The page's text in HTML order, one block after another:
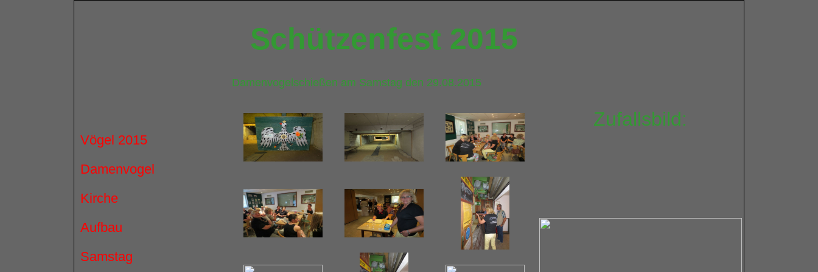
Vögel 2015
Damenvogel
Kirche
Aufbau
Samstag
Zufallsbild:
Schützenfest 2015
Damenvogelschießen am Samstag den 29.08.2015